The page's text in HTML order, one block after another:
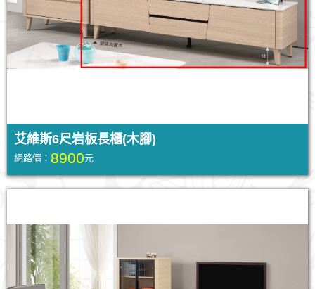
艾維斯6尺岩板長櫃(木腳)
網路價： 8900元